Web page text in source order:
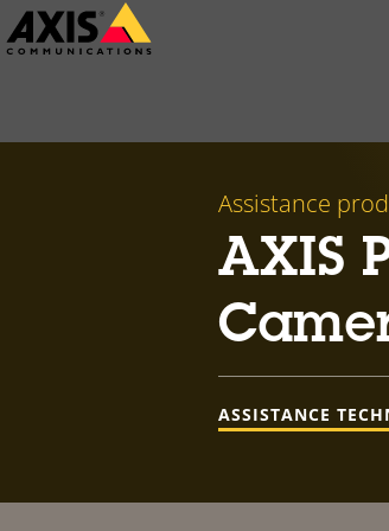
Passer
au
Assistance
AXIS
ASSISTANCE